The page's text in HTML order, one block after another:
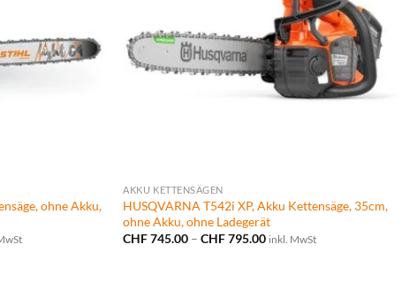
ohne Akku,
AKKU KETTENSÄGEN
HUSQVARNA T542i XP, Akku Kettensäge, 35cm,
ohne Akku, ohne Ladegerät
CHF745.00 –CHF795.00Preisspanne:
inkl. MwSt